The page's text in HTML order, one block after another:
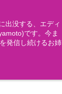
出没する、エディ
です。今ま
発信し続けるお姉